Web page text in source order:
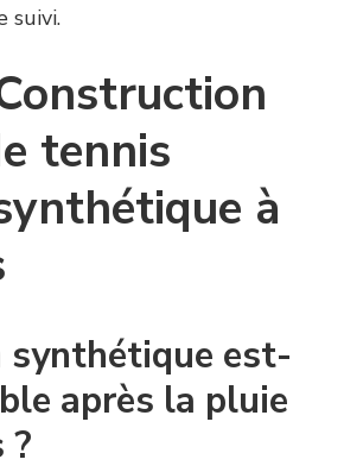
suivi.
tennis
à
synthétique est-
après la pluie
?